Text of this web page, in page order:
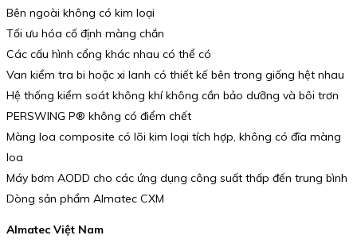
Bên ngoài không có kim loại
Tối ưu hóa cố định màng chắn
Các cấu hình cổng khác nhau có thể có
Van kiểm tra bi hoặc xi lanh có thiết kế bên trong giống hệt nhau
Hệ thống kiểm soát không khí không cần bảo dưỡng và bôi trơn
PERSWING P® không có điểm chết
Màng loa composite có lõi kim loại tích hợp, không có đĩa màng
loa
Máy bơm AODD cho các ứng dụng công suất thấp đến trung bình
Dòng sản phẩm Almatec CXM
Almatec Việt Nam